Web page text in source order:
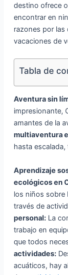
destino ofrece
encontrar en
razones por las
vacaciones de
Tabla de
Aventura sin
impresionante,
amantes de la
multiaventura
hasta
Aprendizaje
ecológicos en
los niños sobre
través de
personal:La
trabajo en
que todos
actividades:
acuáticos, hay